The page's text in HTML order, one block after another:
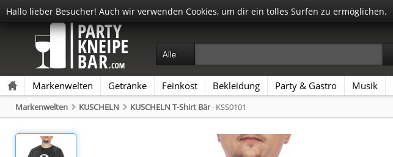
Markenwelten Getränke Feinkost Bekleidung Party & Gastro Musik
Markenwelten KUSCHELN KUSCHELN T-Shirt Bär· KSS0101
Hallo lieber Besucher! Auch wir verwenden Cookies, um dir ein tolles Surfen zu ermöglichen.